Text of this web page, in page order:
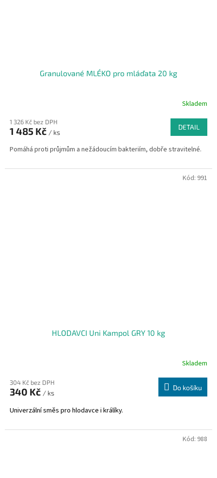
Granulované MLÉKO pro mláďata 20 kg
Skladem
1 326 Kč bez DPH
1 485 Kč / ks
DETAIL
Pomáhá proti průjmům a nežádoucím bakteriím, dobře stravitelné.
HLODAVCI Uni Kampol GRY 10 kg
Skladem
304 Kč bez DPH
340 Kč / ks
Do košíku
Univerzální směs pro hlodavce i králíky.
Kód: 991
Kód: 988